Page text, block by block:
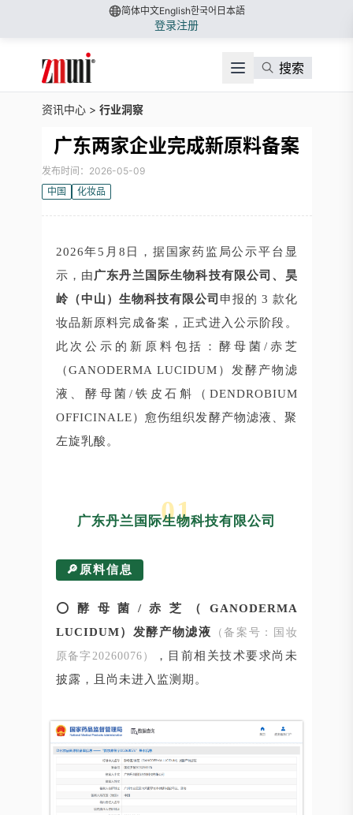
简体中文English한국어 日本語
登录注册
搜索
资讯中心 > 行业洞察
广东两家企业完成新原料备案
发布时间：2026-05-09
中国
化妆品
2026年5月8日，据国家药监局公示平台显
示，由广东丹兰国际生物科技有限公司、昊
岭（中山）生物科技有限公司 申报的 3 款化
妆品新原料完成备案，正式进入公示阶段。
此次公示的新原料包括： 酵母菌/赤芝
（GANODERMA LUCIDUM）发酵产物滤
液
、酵母菌/铁皮石斛（DENDROBIUM
OFFICINALE）愈伤组织发酵产物滤液、聚
左旋乳酸。
01
广东丹兰国际生物科技有限公司
🔎原料信息
⭕ 酵母菌/赤芝（GANODERMA
LUCIDUM）发酵产物滤液
（备案号：国妆
原备字20260076）
，目前相关技术要求尚未
披露，且尚未进入监测期。